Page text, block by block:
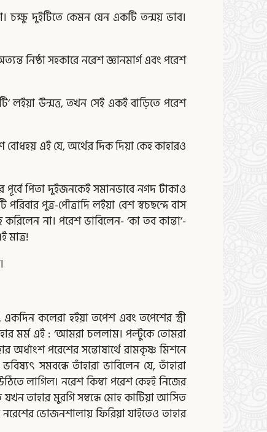
চক্ষু দুইটিতে কেমন যেন একটি তন্ময় ভাব।
নিষ্ঠা সহকারে নরেশ জ্ঞানমার্গ এবং পরেশ
লইয়া উন্মত্ত, তখন সেই একই বাড়িতে পরেশ
বোধহয় এই যে, অর্থের দিক দিয়া কেহ কাহারও
পূর্বে পিতা দুইজনকেই সমানভাবে নগদ টাকাও
পুত্র-পৌত্রাদি লইয়া বেশ স্বচছন্দে বাস
না। পরেশ ভাবিলেন- ‘কা তব কান্তা’-
মাত্র!
কলেরা হইয়া তপেশ এবং তপেশের স্ত্রী
মর্ম এই : ‘আমরা চললাম। পল্টুকে তোমরা
পরেশের সন্তোষার্থে রামকৃষ্ণ মিশনে
সমবন্ধে তাঁহারা ভাবিলেন যে, তাঁহারা
লাগিল। নরেশ কিম্বা পরেশ কেহই নিজের
তাহার মুরগি সম্বন্ধে মোহ কাটিয়া আসিত
ভোজনশালায় ফিরিয়া যাইতেও তাহার